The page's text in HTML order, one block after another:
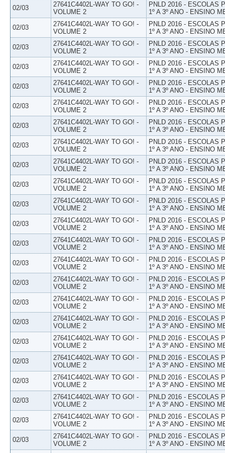
02/03
27641C4402L-WAY TO GO! -
VOLUME 2
PNLD 2016 - ESCOLAS
1º A 3º ANO - ENSINO
02/03
27641C4402L-WAY TO GO! -
VOLUME 2
PNLD 2016 - ESCOLAS
1º A 3º ANO - ENSINO
02/03
27641C4402L-WAY TO GO! -
VOLUME 2
PNLD 2016 - ESCOLAS
1º A 3º ANO - ENSINO
02/03
27641C4402L-WAY TO GO! -
VOLUME 2
PNLD 2016 - ESCOLAS
1º A 3º ANO - ENSINO
02/03
27641C4402L-WAY TO GO! -
VOLUME 2
PNLD 2016 - ESCOLAS
1º A 3º ANO - ENSINO
02/03
27641C4402L-WAY TO GO! -
VOLUME 2
PNLD 2016 - ESCOLAS
1º A 3º ANO - ENSINO
02/03
27641C4402L-WAY TO GO! -
VOLUME 2
PNLD 2016 - ESCOLAS
1º A 3º ANO - ENSINO
02/03
27641C4402L-WAY TO GO! -
VOLUME 2
PNLD 2016 - ESCOLAS
1º A 3º ANO - ENSINO
02/03
27641C4402L-WAY TO GO! -
VOLUME 2
PNLD 2016 - ESCOLAS
1º A 3º ANO - ENSINO
02/03
27641C4402L-WAY TO GO! -
VOLUME 2
PNLD 2016 - ESCOLAS
1º A 3º ANO - ENSINO
02/03
27641C4402L-WAY TO GO! -
VOLUME 2
PNLD 2016 - ESCOLAS
1º A 3º ANO - ENSINO
02/03
27641C4402L-WAY TO GO! -
VOLUME 2
PNLD 2016 - ESCOLAS
1º A 3º ANO - ENSINO
02/03
27641C4402L-WAY TO GO! -
VOLUME 2
PNLD 2016 - ESCOLAS
1º A 3º ANO - ENSINO
02/03
27641C4402L-WAY TO GO! -
VOLUME 2
PNLD 2016 - ESCOLAS
1º A 3º ANO - ENSINO
02/03
27641C4402L-WAY TO GO! -
VOLUME 2
PNLD 2016 - ESCOLAS
1º A 3º ANO - ENSINO
02/03
27641C4402L-WAY TO GO! -
VOLUME 2
PNLD 2016 - ESCOLAS
1º A 3º ANO - ENSINO
02/03
27641C4402L-WAY TO GO! -
VOLUME 2
PNLD 2016 - ESCOLAS
1º A 3º ANO - ENSINO
02/03
27641C4402L-WAY TO GO! -
VOLUME 2
PNLD 2016 - ESCOLAS
1º A 3º ANO - ENSINO
02/03
27641C4402L-WAY TO GO! -
VOLUME 2
PNLD 2016 - ESCOLAS
1º A 3º ANO - ENSINO
02/03
27641C4402L-WAY TO GO! -
VOLUME 2
PNLD 2016 - ESCOLAS
1º A 3º ANO - ENSINO
02/03
27641C4402L-WAY TO GO! -
VOLUME 2
PNLD 2016 - ESCOLAS
1º A 3º ANO - ENSINO
02/03
27641C4402L-WAY TO GO! -
VOLUME 2
PNLD 2016 - ESCOLAS
1º A 3º ANO - ENSINO
02/03
27641C4402L-WAY TO GO! -
VOLUME 2
PNLD 2016 - ESCOLAS
1º A 3º ANO - ENSINO